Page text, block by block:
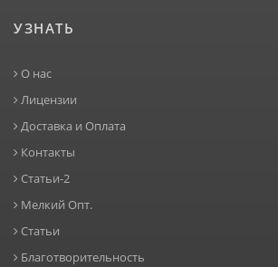
УЗНАТЬ
О нас
Лицензии
Доставка и Оплата
Контакты
Статьи-2
Мелкий Опт.
Статьи
Благотворительность